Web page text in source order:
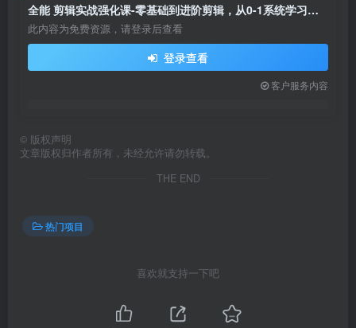
全能 剪辑实战强化课-零基础到进阶剪辑，从0-1系统学习，200节课程加强版！
此内容为免费资源，请登录后查看
登录查看
客户服务内容
© 版权声明
文章版权归作者所有，未经允许请勿转载。
THE END
热门项目
喜欢就支持一下吧